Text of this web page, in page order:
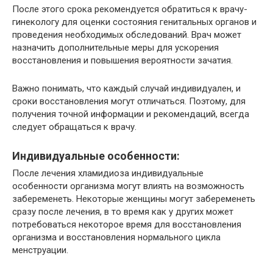
После этого срока рекомендуется обратиться к врачу-
гинекологу для оценки состояния генитальных органов и
проведения необходимых обследований. Врач может
назначить дополнительные меры для ускорения
восстановления и повышения вероятности зачатия.
Важно понимать, что каждый случай индивидуален, и
сроки восстановления могут отличаться. Поэтому, для
получения точной информации и рекомендаций, всегда
следует обращаться к врачу.
Индивидуальные особенности:
После лечения хламидиоза индивидуальные
особенности организма могут влиять на возможность
забеременеть. Некоторые женщины могут забеременеть
сразу после лечения, в то время как у других может
потребоваться некоторое время для восстановления
организма и восстановления нормального цикла
менструации.